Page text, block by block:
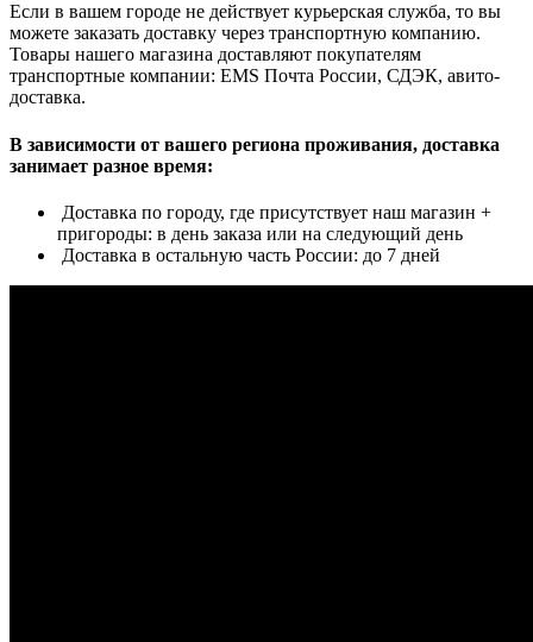
Если в вашем городе не действует курьерская служба, то вы
можете заказать доставку через транспортную компанию.
Товары нашего магазина доставляют покупателям
транспортные компании: EMS Почта России, СДЭК, авито-
доставка.
В зависимости от вашего региона проживания, доставка
занимает разное время:
Доставка по городу, где присутствует наш магазин +
пригороды: в день заказа или на следующий день
Доставка в остальную часть России: до 7 дней